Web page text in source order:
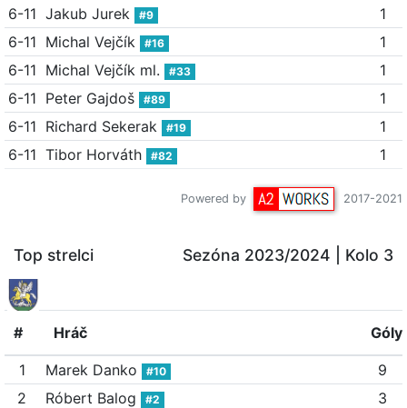
6-11 Jakub Jurek #9
1
6-11 Michal Vejčík #16
1
6-11 Michal Vejčík ml. #33
1
6-11 Peter Gajdoš #89
1
6-11 Richard Sekerak #19
1
6-11 Tibor Horváth #82 1
Powered by 2017-2021
Top strelci Sezóna 2023/2024 | Kolo 3
# Hráč Góly
1 Marek Danko #10
9
2
Róbert Balog #2
3